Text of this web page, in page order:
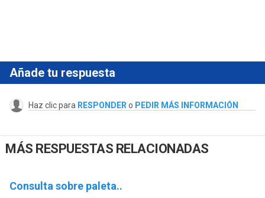
Añade tu respuesta
Haz clic para RESPONDER o PEDIR MÁS INFORMACIÓN
MÁS RESPUESTAS RELACIONADAS
Consulta sobre paleta..